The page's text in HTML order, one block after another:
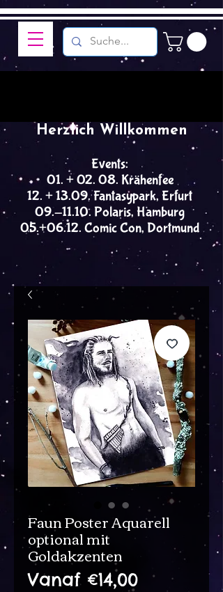
Events:
01. + 02. 08. Krähenfee
12. + 13.09. Fantasypark, Erfurt
09.-11.10. Polaris, Hamburg
05.+06.12. Comic Con, Dortmund
Herzlich Willkommen
Faun Poster Aquarell
optional mit
Goldakzenten
Vanaf €14,00